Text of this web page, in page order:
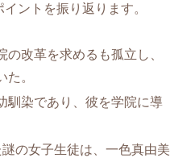
ントを振り返ります。
改革を求めるも孤立し、
。
馴染であり、彼を学院に導
の女子生徒は、一色真由美